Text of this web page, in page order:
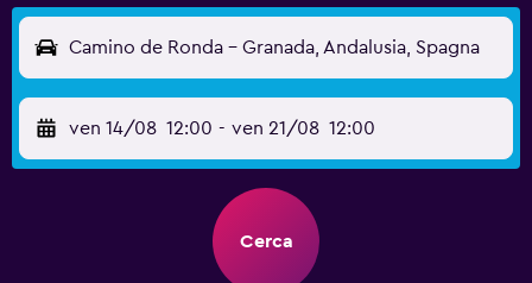
Camino de Ronda - Granada, Andalusia, Spagna
ven 14/08 12:00 - ven 21/08 12:00
Cerca